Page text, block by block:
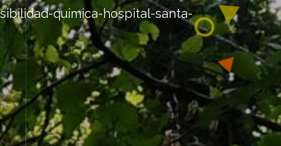
quimica-hospital-santa-